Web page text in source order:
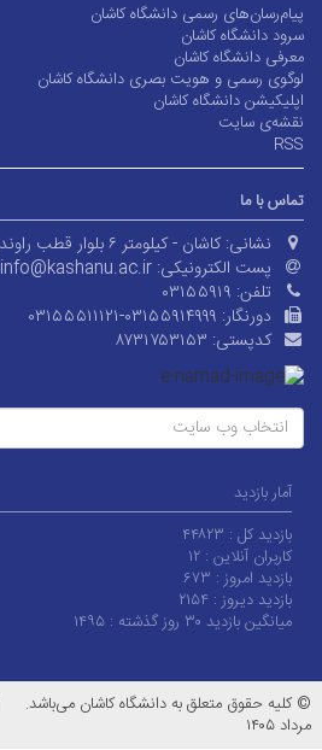
پیام‌رسان‌های رسمی دانشگاه کاشان
سرود دانشگاه کاشان
معرفی دانشگاه کاشان
لوگوی رسمی و هویت بصری دانشگاه کاشان
اپلیکیشن دانشگاه کاشان
نقشه‌ی سایت
RSS
تماس با ما
نشانی: کاشان - کیلومتر ۶ بلوار قطب راوندی
پست الکترونیکی: info@kashanu.ac.ir
تلفن: ۰۳۱۵۵۹۱۹
دورنگار: ۰۳۱۵۵۵۱۱۱۲۱-۰۳۱۵۵۹۱۴۹۹۹
کدپستی: ۸۷۳۱۷۵۳۱۵۳
انتخاب وب سایت
آمار بازدید
بازدید کل : ۴۴۸۲۳
کاربران آنلاین : ۱۲
بازدید امروز : ۶۷۳
بازدید دیروز : ۲۱۵۴
میانگین بازدید ۳۰ روز گذشته :
۱۴۹۵
© کلیه حقوق متعلق به دانشگاه کاشان می‌باشد.
مرداد ۱۴۰۵